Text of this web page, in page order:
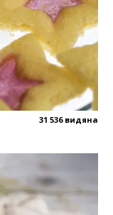
31 536 видяна